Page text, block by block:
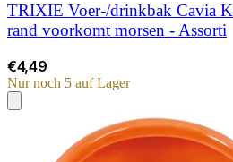
TRIXIE Voer-/drinkbak Cavia
rand voorkomt morsen - Assorti
€4,49
Nur noch 5 auf Lager